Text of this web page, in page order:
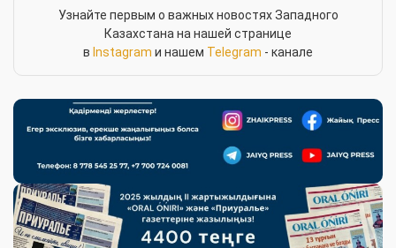
Узнайте первым о важных новостях Западного
Казахстана на нашей странице
в Instagram и нашем Telegram - канале